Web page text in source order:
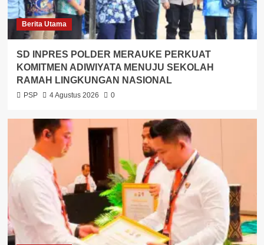
Berita Utama
SD INPRES POLDER MERAUKE PERKUAT
KOMITMEN ADIWIYATA MENUJU SEKOLAH
RAMAH LINGKUNGAN NASIONAL
PSP 4 Agustus 2026 0